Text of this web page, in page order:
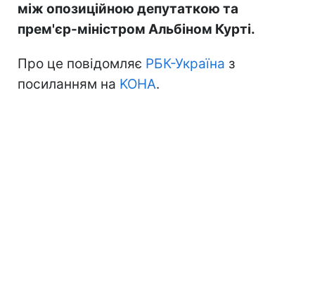
між опозиційною депутаткою та
прем'єр-міністром Альбіном Курті.
Про це повідомляє РБК-Україна з
посиланням на KOHA.